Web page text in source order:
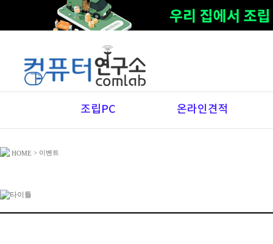
조립PC 온라인견적
HOME > 이벤트